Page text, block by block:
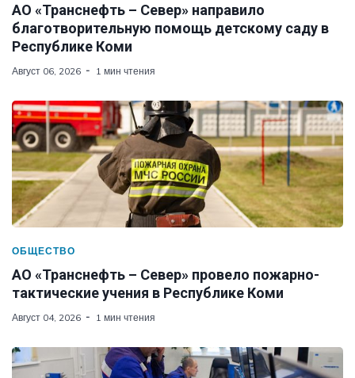
АО «Транснефть – Север» направило
благотворительную помощь детскому саду в
Республике Коми
Август 06, 2026 1 мин чтения
ОБЩЕСТВО
АО «Транснефть – Север» провело пожарно-
тактические учения в Республике Коми
Август 04, 2026 1 мин чтения